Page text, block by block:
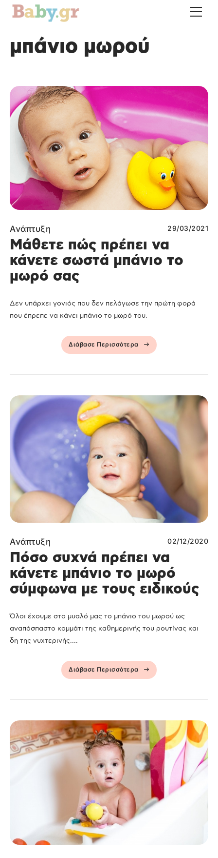
μπάνιο μωρού
Ανάπτυξη 29/03/2021
Μάθετε πώς πρέπει να
κάνετε σωστά μπάνιο το
μωρό σας
Δεν υπάρχει γονιός που δεν πελάγωσε την πρώτη φορά
που έπρεπε να κάνει μπάνιο το μωρό του.
Διάβασε Περισσότερα
Ανάπτυξη 02/12/2020
Πόσο συχνά πρέπει να
κάνετε μπάνιο το μωρό
σύμφωνα με τους ειδικούς
Όλοι έχουμε στο μυαλό μας το μπάνιο του μωρού ως
αναπόσπαστο κομμάτι της καθημερινής του ρουτίνας και
δη της νυχτερινής....
Διάβασε Περισσότερα